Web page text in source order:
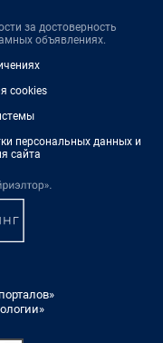
за достоверность
объявлениях.
cookies
персональных данных и
сайта